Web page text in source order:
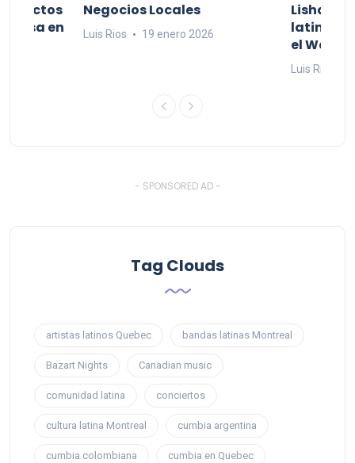
casa en
Negocios Locales
Luis Rios 19 enero 2026
Lishaam
latinos
el West
Luis Rios
- SPONSORED AD -
Tag Clouds
artistas latinos Quebec bandas latinas Montreal
Bazart Nights Canadian music
comunidad latina conciertos
cultura latina Montreal cumbia argentina
cumbia colombiana cumbia en Quebec